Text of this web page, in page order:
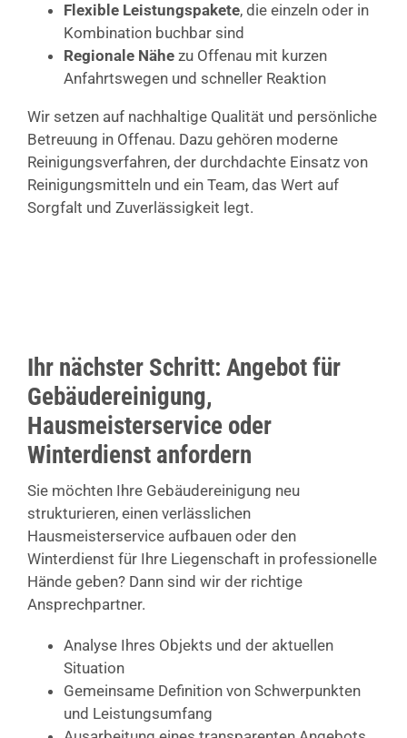
Flexible Leistungspakete, die einzeln oder in
Kombination buchbar sind
Regionale Nähezu Offenau mit kurzen
Anfahrtswegen und schneller Reaktion
Wir setzen auf nachhaltige Qualität und persönliche
Betreuung in Offenau. Dazu gehören moderne
Reinigungsverfahren, der durchdachte Einsatz von
Reinigungsmitteln und ein Team, das Wert auf
Sorgfalt und Zuverlässigkeit legt.
Ihr nächster Schritt: Angebot für
Gebäudereinigung,
Hausmeisterservice oder
Winterdienst anfordern
Sie möchten Ihre Gebäudereinigung neu
strukturieren, einen verlässlichen
Hausmeisterservice aufbauen oder den
Winterdienst für Ihre Liegenschaft in professionelle
Hände geben? Dann sind wir der richtige
Ansprechpartner.
Analyse Ihres Objekts und der aktuellen
Situation
Gemeinsame Definition von Schwerpunkten
und Leistungsumfang